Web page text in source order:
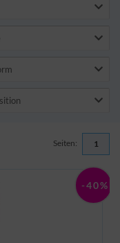
Seiten: 1
-40%